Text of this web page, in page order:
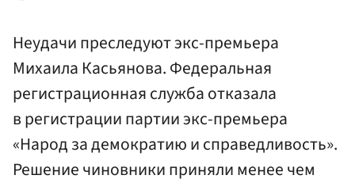
Неудачи преследуют экс-премьера
Михаила Касьянова. Федеральная
регистрационная служба отказала
в регистрации партии экс-премьера
«Народ за демократию и справедливость».
Решение чиновники приняли менее чем